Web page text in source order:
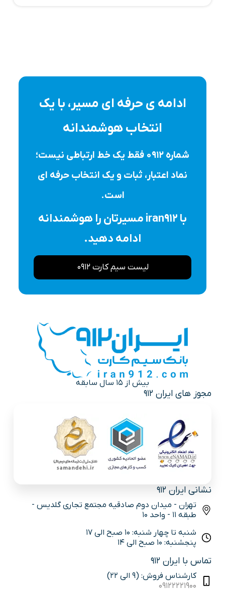
ادامه ی حرفه ای مسیر، با یک
انتخاب هوشمندانه
شماره ۰۹۱۲ فقط یک خط ارتباطی نیست؛
نماد اعتبار، ثبات و یک انتخاب حرفه ای
است.
با iran912 مسیرتان را هوشمندانه
ادامه دهید.
لیست سیم کارت 0912
بیش از 15 سال سابقه
نشانی ایران 912
تهران - میدان دوم صادقیه مجتمع تجاری گلدیس -
طبقه 11 - واحد 10
شنبه تا چهار شنبه: 10 صبح الی 17
پنجشنبه: 10 صبح الی 14
تماس با ایران 912
کارشناس فروش: (9 الی 22)
09122221900
مجوز های ایران 912